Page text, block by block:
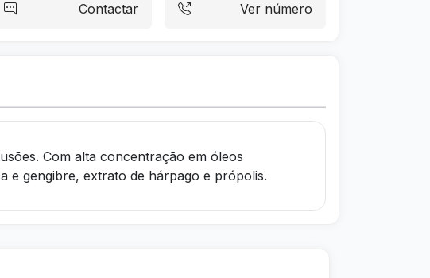
Contactar Ver número
Com alta concentração em óleos
e gengibre, extrato de hárpago e própolis.